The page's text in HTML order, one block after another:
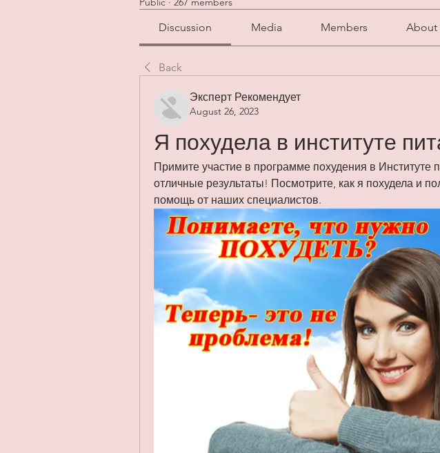
Discussion Media Members About
Back
Эксперт Рекомендует
August 26, 2023
Я похудела в институте
Примите участие в программе похудения в Институте
отличные результаты! Посмотрите, как я похудела и
помощь от наших специалистов.